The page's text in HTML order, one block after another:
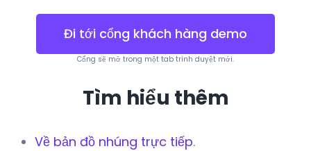
Đi tới cổng khách hàng demo
Cổng sẽ mở trong một tab trình duyệt mới.
Tìm hiểu thêm
Về bản đồ nhúng trực tiếp.